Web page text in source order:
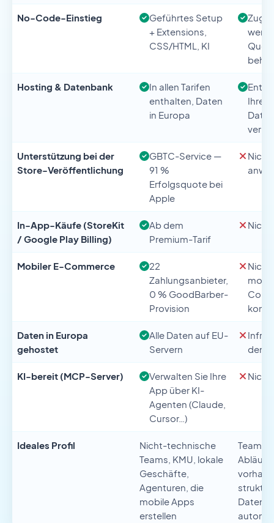
No-Code-Einstieg
Geführtes Setup
+ Extensions,
CSS/HTML, KI
wenn
Hosting & Datenbank
In allen Tarifen
enthalten, Daten
in Europa
Ihrer
Unterstützung bei der
Store-Veröffentlichung
GBTC-Service —
91 %
Erfolgsquote bei
Apple
Nicht
In-App-Käufe (StoreKit
/ Google Play Billing)
Ab dem
Premium-Tarif
Nicht
Mobiler E-Commerce
22
Zahlungsanbieter,
0 % GoodBarber-
Provision
Nicht
Daten in Europa
gehostet
Alle Daten auf EU-
Servern
den
KI-bereit (MCP-Server)
Verwalten Sie Ihre
App über KI-
Agenten (Claude,
Cursor…)
Nicht
Ideales Profil
Nicht-technische
Teams, KMU, lokale
Geschäfte,
Agenturen, die
mobile Apps
erstellen
Teams,
Abläufe
Daten